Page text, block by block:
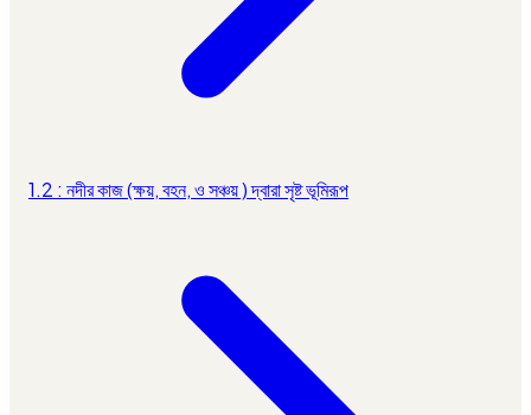
1.2 : নদীর কাজ (ক্ষয়, বহন, ও সঞ্চয় ) দ্বারা সৃষ্ট ভূমিরূপ